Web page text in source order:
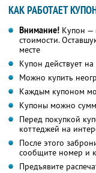
КАК РАБОТАЕТ
Внимание! Купон —
стоимости.
месте
Купон действует
Можно купить
Каждым купоном
Купоны можно
Перед покупкой
коттеджей на
После этого
сообщите номер и
Предъявите